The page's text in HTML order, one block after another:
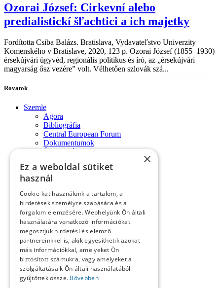
Ozorai József: Cirkevní alebo
predialistickí šľachtici a ich majetky
Fordította Csiba Balázs. Bratislava, Vydavateľstvo Univerzity
Komenského v Bratislave, 2020, 123 p. Ozorai József (1855–1930)
érsekújvári ügyvéd, regionális politikus és író, az „érsekújvári
magyarság ősz vezére” volt. Vélhetően szlovák szá...
Rovatok
Szemle
Agora
Bibliográfia
Central European Forum
Dokumentumok
Évforduló
Impresszum
Konferencia
Kósa László köszöntése
Köszöntő
Közlemények
Kronológia
Lapszemle
Műhely
Nekrológ
Oral History
Pályakép
Reflexió
×
Ez a weboldal sütiket
használ
Cookie-kat használunk a tartalom, a
hirdetések személyre szabására és a
forgalom elemzésére. Webhelyünk Ön általi
használatára vonatkozó információkat
megosztjuk hirdetési és elemző
partnereinkkel is, akik egyesíthetik azokat
más információkkal, amelyeket Ön
biztosított számukra, vagy amelyeket a
szolgáltatásaik Ön általi használatából
gyűjtöttek össze. Bővebben